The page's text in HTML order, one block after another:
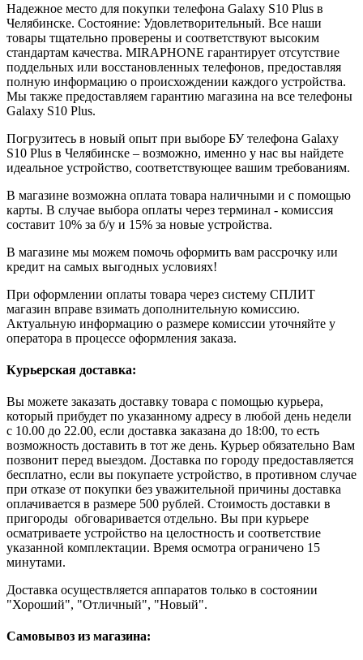
Надежное место для покупки телефона Galaxy S10 Plus в
Челябинске. Состояние: Удовлетворительный. Все наши
товары тщательно проверены и соответствуют высоким
стандартам качества. MIRAPHONE гарантирует отсутствие
поддельных или восстановленных телефонов, предоставляя
полную информацию о происхождении каждого устройства.
Мы также предоставляем гарантию магазина на все телефоны
Galaxy S10 Plus.
Погрузитесь в новый опыт при выборе БУ телефона Galaxy
S10 Plus в Челябинске – возможно, именно у нас вы найдете
идеальное устройство, соответствующее вашим требованиям.
В магазине возможна оплата товара наличными и с помощью
карты. В случае выбора оплаты через терминал - комиссия
составит 10% за б/у и 15% за новые устройства.
В магазине мы можем помочь оформить вам рассрочку или
кредит на самых выгодных условиях!
При оформлении оплаты товара через систему СПЛИТ
магазин вправе взимать дополнительную комиссию.
Актуальную информацию о размере комиссии уточняйте у
оператора в процессе оформления заказа.
Курьерская доставка:
Вы можете заказать доставку товара с помощью курьера,
который прибудет по указанному адресу в любой день недели
с 10.00 до 22.00, если доставка заказана до 18:00, то есть
возможность доставить в тот же день. Курьер обязательно Вам
позвонит перед выездом. Доставка по городу предоставляется
бесплатно, если вы покупаете устройство, в противном случае
при отказе от покупки без уважительной причины доставка
оплачивается в размере 500 рублей. Стоимость доставки в
пригороды обговаривается отдельно. Вы при курьере
осматриваете устройство на целостность и соответствие
указанной комплектации. Время осмотра ограничено 15
минутами.
Доставка осуществляется аппаратов только в состоянии
"Хороший", "Отличный", "Новый".
Самовывоз из магазина: